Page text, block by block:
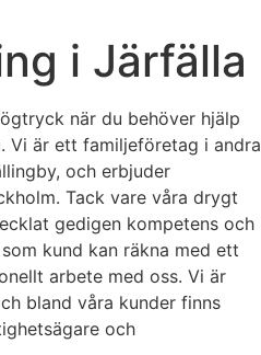
i Järfälla
när du behöver hjälp
Vi är ett familjeföretag i andra
och erbjuder
Tack vare våra drygt
gedigen kompetens och
kund kan räkna med ett
arbete med oss. Vi är
bland våra kunder finns
och